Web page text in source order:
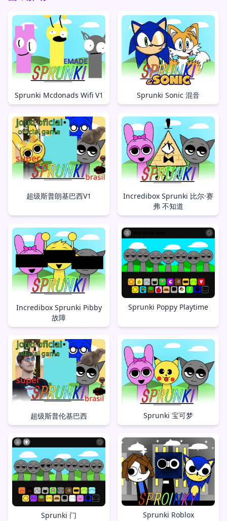
Sprunki Mcdonads Wifi V1 Sprunki Sonic 混音
超级斯普朗基巴西V1
Incredibox Sprunki 比尔·赛
弗 不知道
Incredibox Sprunki Pibby
故障
Sprunki Poppy Playtime
超级斯普伦基巴西 Sprunki 宝可梦
Sprunki 门 Sprunki Roblox